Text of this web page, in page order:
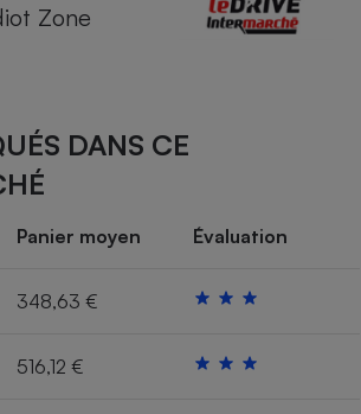
Zone
DANS CE
Panier moyen Évaluation
348,63 €
516,12 €
Cafetière à expressos